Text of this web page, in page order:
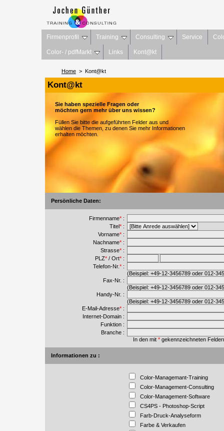
Firmenprofil Training Consulting Service
Color- / pdfMarkt Links Kont@kt
Home > Kont@kt
Kont@kt
Sie haben spezielle Fragen oder
möchten gern mehr über uns wissen?
Füllen Sie bitte die aufgeführten Felder aus und
wählen die Themen, zu denen Sie mehr Informationen
erhalten möchten.
Persönliche Daten:
Firmenname* :
Titel* :
Vorname* :
Nachname* :
Strasse* :
PLZ* / Ort* :
Telefon-Nr.* :
(Beispiel: +49-12-3456789 oder 012-
Fax-Nr. :
(Beispiel: +49-12-3456789 oder 012-
Handy-Nr. :
(Beispiel: +49-12-3456789 oder 012-
E-Mail-Adresse* :
Internet-Domain :
Funktion :
Branche :
In den mit *gekennzeichneten
Informationen zu :
Color-Managemant-Training
Color-Management-Consulting
Color-Management-Software
CS4PS - Photoshop-Script
Farb-Druck-Analyseform
Farbe & Verkaufen